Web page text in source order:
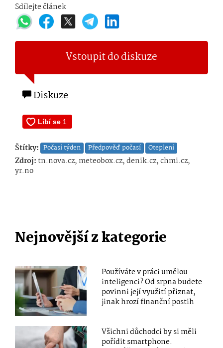
Sdílejte článek
Vstoupit do diskuze
Diskuze
Štítky: Počasí týden Předpověď počasí Oteplení
Zdroj:tn.nova.cz, meteobox.cz, denik.cz, chmi.cz,
yr.no
Nejnovější z kategorie
Používáte v práci umělou
inteligenci? Od srpna budete
povinni její využití přiznat,
jinak hrozí finanční postih
Všichni důchodci by si měli
pořídit smartphone.